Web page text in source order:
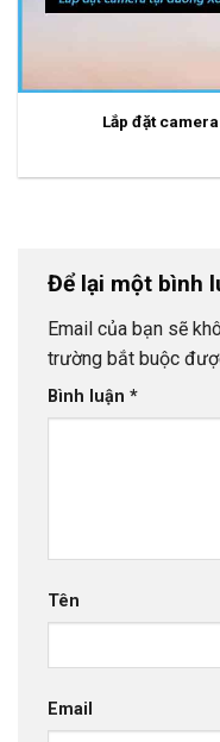
Lắp đặt
Để lại một bình
Email của bạn sẽ
trường bắt buộc
Bình luận *
Tên
Email